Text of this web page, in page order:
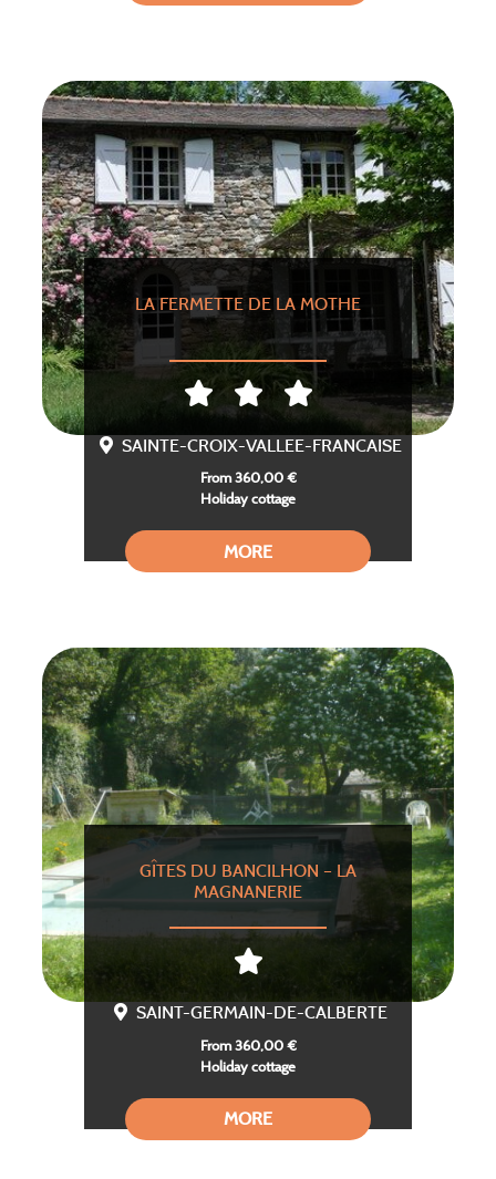
LA FERMETTE DE LA MOTHE
SAINTE-CROIX-VALLEE-FRANCAISE
From 360,00 €
Holiday cottage
MORE
GÎTES DU BANCILHON – LA
MAGNANERIE
SAINT-GERMAIN-DE-CALBERTE
From 360,00 €
Holiday cottage
MORE